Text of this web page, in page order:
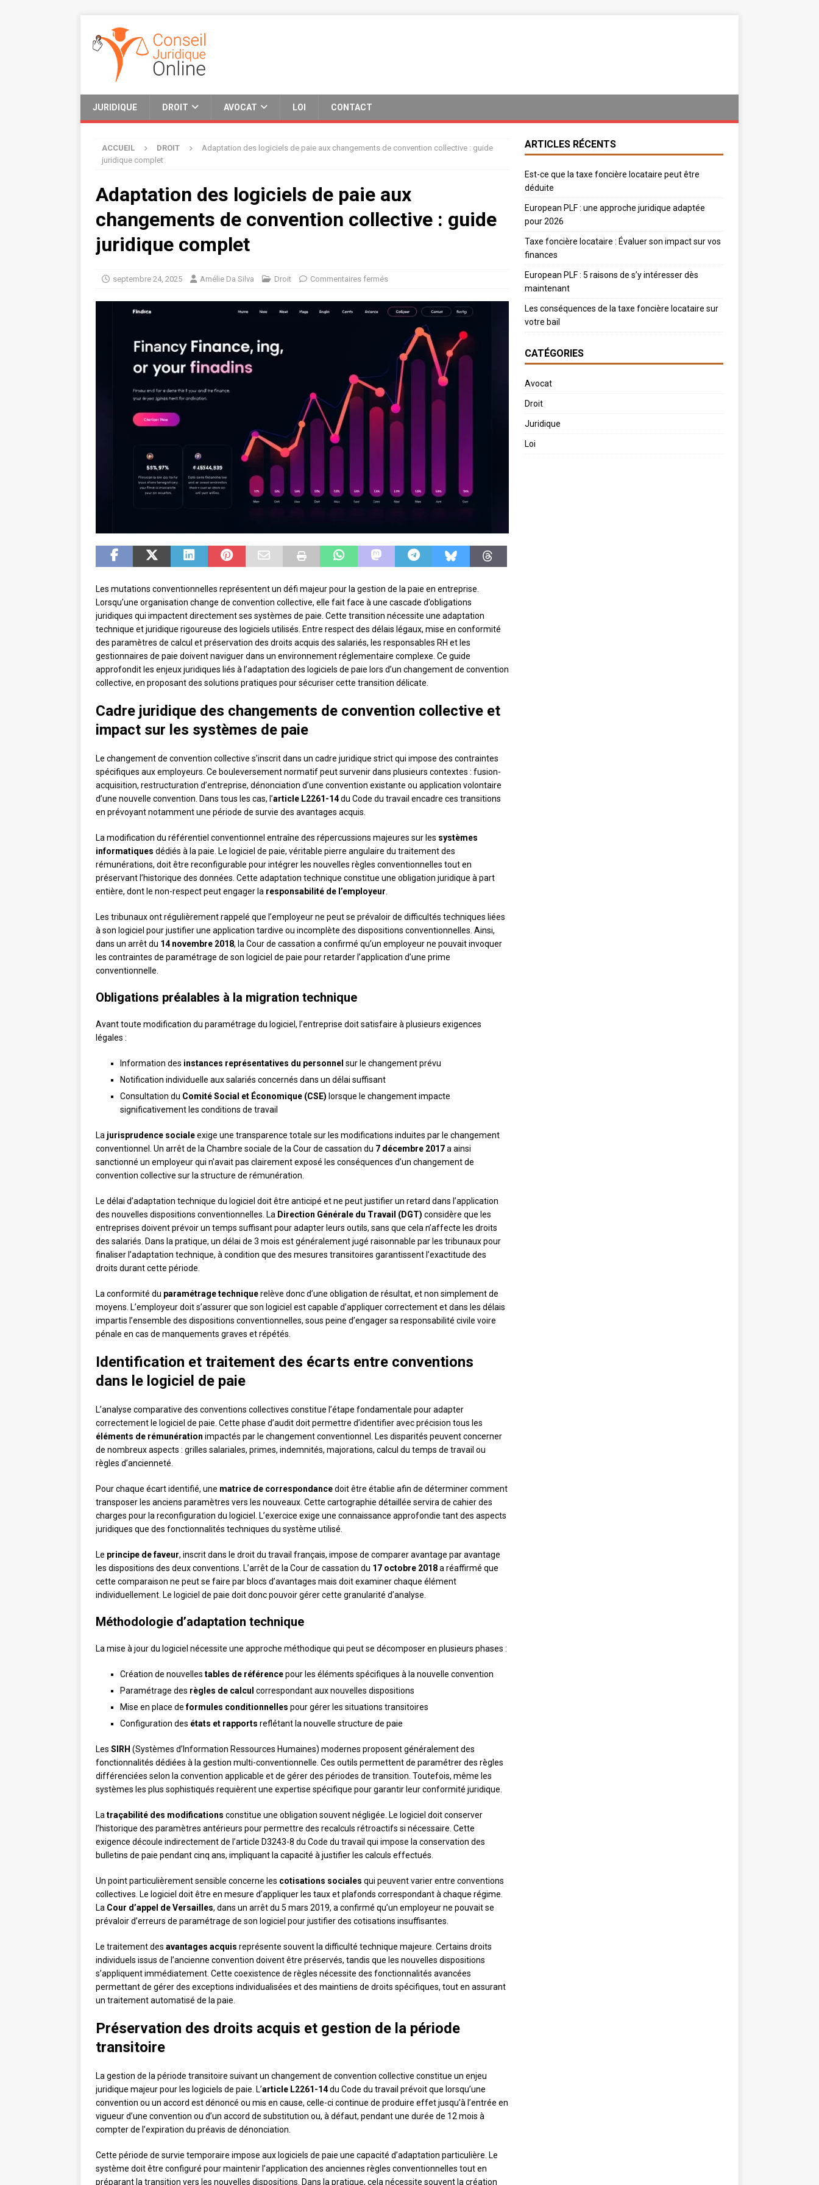
JURIDIQUE DROIT AVOCAT LOI CONTACT
ACCUEIL DROIT
Adaptation des logiciels de paie aux changements de convention collective : guide
juridique complet
Adaptation des logiciels de paie aux
changements de convention collective : guide
juridique complet
septembre 24, 2025 Amélie Da Silva Droit Commentaires fermés
Les mutations conventionnelles représentent un défi majeur pour la gestion de la paie en entreprise.
Lorsqu’une organisation change de convention collective, elle fait face à une cascade d’obligations
juridiques qui impactent directement ses systèmes de paie. Cette transition nécessite une adaptation
technique et juridique rigoureuse des logiciels utilisés. Entre respect des délais légaux, mise en conformité
des paramètres de calcul et préservation des droits acquis des salariés, les responsables RH et les
gestionnaires de paie doivent naviguer dans un environnement réglementaire complexe. Ce guide
approfondit les enjeux juridiques liés à l’adaptation des logiciels de paie lors d’un changement de convention
collective, en proposant des solutions pratiques pour sécuriser cette transition délicate.
Cadre juridique des changements de convention collective et
impact sur les systèmes de paie
Le changement de convention collective s’inscrit dans un cadre juridique strict qui impose des contraintes
spécifiques aux employeurs. Ce bouleversement normatif peut survenir dans plusieurs contextes : fusion-
acquisition, restructuration d’entreprise, dénonciation d’une convention existante ou application volontaire
d’une nouvelle convention. Dans tous les cas, l’article L2261-14du Code du travail encadre ces transitions
en prévoyant notamment une période de survie des avantages acquis.
La modification du référentiel conventionnel entraîne des répercussions majeures sur les systèmes
informatiques dédiés à la paie. Le logiciel de paie, véritable pierre angulaire du traitement des
rémunérations, doit être reconfigurable pour intégrer les nouvelles règles conventionnelles tout en
préservant l’historique des données. Cette adaptation technique constitue une obligation juridique à part
entière, dont le non-respect peut engager la responsabilité de l’employeur
Les tribunaux ont régulièrement rappelé que l’employeur ne peut se prévaloir de difficultés techniques liées
à son logiciel pour justifier une application tardive ou incomplète des dispositions conventionnelles. Ainsi,
dans un arrêt du 14 novembre 2018, la Cour de cassation a confirmé qu’un employeur ne pouvait invoquer
les contraintes de paramétrage de son logiciel de paie pour retarder l’application d’une prime
conventionnelle.
Obligations préalables à la migration technique
Avant toute modification du paramétrage du logiciel, l’entreprise doit satisfaire à plusieurs exigences
légales :
Information des instances représentatives du personnel sur le changement prévu
Notification individuelle aux salariés concernés dans un délai suffisant
Consultation du Comité Social et Économique (CSE) lorsque le changement impacte
significativement les conditions de travail
La jurisprudence socialeexige une transparence totale sur les modifications induites par le changement
conventionnel. Un arrêt de la Chambre sociale de la Cour de cassation du 7 décembre 2017a ainsi
sanctionné un employeur qui n’avait pas clairement exposé les conséquences d’un changement de
convention collective sur la structure de rémunération.
Le délai d’adaptation technique du logiciel doit être anticipé et ne peut justifier un retard dans l’application
des nouvelles dispositions conventionnelles. La Direction Générale du Travail (DGT) considère que les
entreprises doivent prévoir un temps suffisant pour adapter leurs outils, sans que cela n’affecte les droits
des salariés. Dans la pratique, un délai de 3 mois est généralement jugé raisonnable par les tribunaux pour
finaliser l’adaptation technique, à condition que des mesures transitoires garantissent l’exactitude des
droits durant cette période.
La conformité du paramétrage techniquerelève donc d’une obligation de résultat, et non simplement de
moyens. L’employeur doit s’assurer que son logiciel est capable d’appliquer correctement et dans les délais
impartis l’ensemble des dispositions conventionnelles, sous peine d’engager sa responsabilité civile voire
pénale en cas de manquements graves et répétés.
Identification et traitement des écarts entre conventions
dans le logiciel de paie
L’analyse comparative des conventions collectives constitue l’étape fondamentale pour adapter
correctement le logiciel de paie. Cette phase d’audit doit permettre d’identifier avec précision tous les
éléments de rémunération impactés par le changement conventionnel. Les disparités peuvent concerner
de nombreux aspects : grilles salariales, primes, indemnités, majorations, calcul du temps de travail ou
règles d’ancienneté.
Pour chaque écart identifié, une matrice de correspondancedoit être établie afin de déterminer comment
transposer les anciens paramètres vers les nouveaux. Cette cartographie détaillée servira de cahier des
charges pour la reconfiguration du logiciel. L’exercice exige une connaissance approfondie tant des aspects
juridiques que des fonctionnalités techniques du système utilisé.
Le principe de faveur, inscrit dans le droit du travail français, impose de comparer avantage par avantage
les dispositions des deux conventions. L’arrêt de la Cour de cassation du 17 octobre 2018a réaffirmé que
cette comparaison ne peut se faire par blocs d’avantages mais doit examiner chaque élément
individuellement. Le logiciel de paie doit donc pouvoir gérer cette granularité d’analyse.
Méthodologie d’adaptation technique
La mise à jour du logiciel nécessite une approche méthodique qui peut se décomposer en plusieurs phases :
Création de nouvelles tables de référencepour les éléments spécifiques à la nouvelle convention
Paramétrage des règles de calcul correspondant aux nouvelles dispositions
Mise en place deformules conditionnelles pour gérer les situations transitoires
Configuration des états et rapports reflétant la nouvelle structure de paie
Les SIRH (Systèmes d’Information Ressources Humaines) modernes proposent généralement des
fonctionnalités dédiées à la gestion multi-conventionnelle. Ces outils permettent de paramétrer des règles
différenciées selon la convention applicable et de gérer des périodes de transition. Toutefois, même les
systèmes les plus sophistiqués requièrent une expertise spécifique pour garantir leur conformité juridique.
La traçabilité des modifications constitue une obligation souvent négligée. Le logiciel doit conserver
l’historique des paramètres antérieurs pour permettre des recalculs rétroactifs si nécessaire. Cette
exigence découle indirectement de l’article D3243-8 du Code du travail qui impose la conservation des
bulletins de paie pendant cinq ans, impliquant la capacité à justifier les calculs effectués.
Un point particulièrement sensible concerne les cotisations sociales qui peuvent varier entre conventions
collectives. Le logiciel doit être en mesure d’appliquer les taux et plafonds correspondant à chaque régime.
La Cour d’appel de Versailles, dans un arrêt du 5 mars 2019, a confirmé qu’un employeur ne pouvait se
prévaloir d’erreurs de paramétrage de son logiciel pour justifier des cotisations insuffisantes.
Le traitement des avantages acquis représente souvent la difficulté technique majeure. Certains droits
individuels issus de l’ancienne convention doivent être préservés, tandis que les nouvelles dispositions
s’appliquent immédiatement. Cette coexistence de règles nécessite des fonctionnalités avancées
permettant de gérer des exceptions individualisées et des maintiens de droits spécifiques, tout en assurant
un traitement automatisé de la paie.
Préservation des droits acquis et gestion de la période
transitoire
La gestion de la période transitoire suivant un changement de convention collective constitue un enjeu
juridique majeur pour les logiciels de paie. L’article L2261-14du Code du travail prévoit que lorsqu’une
convention ou un accord est dénoncé ou mis en cause, celle-ci continue de produire effet jusqu’à l’entrée en
vigueur d’une convention ou d’un accord de substitution ou, à défaut, pendant une durée de 12 mois à
compter de l’expiration du préavis de dénonciation.
Cette période de survie temporaire impose aux logiciels de paie une capacité d’adaptation particulière. Le
système doit être configuré pour maintenir l’application des anciennes règles conventionnelles tout en
préparant la transition vers les nouvelles dispositions. Dans la pratique, cela nécessite souvent la création
ARTICLES RÉCENTS
Est-ce que la taxe foncière locataire peut être
déduite
European PLF : une approche juridique adaptée
pour 2026
Taxe foncière locataire : Évaluer son impact sur vos
finances
European PLF : 5 raisons de s’y intéresser dès
maintenant
Les conséquences de la taxe foncière locataire sur
votre bail
CATÉGORIES
Avocat
Droit
Juridique
Loi